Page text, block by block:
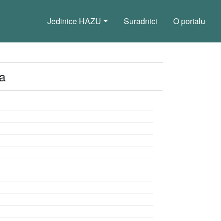
Jedinice HAZU Suradnici O portalu